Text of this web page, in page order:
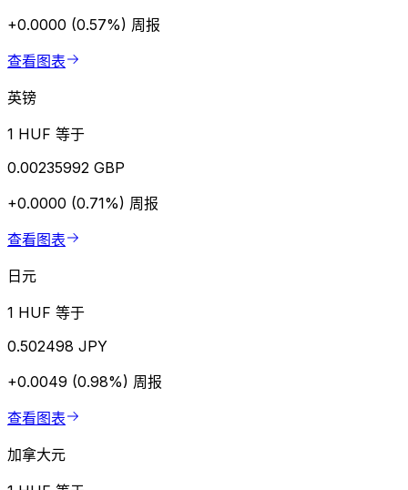
+0.0000 (0.57%) 周报
查看图表
英镑
1 HUF 等于
0.00235992 GBP
+0.0000 (0.71%) 周报
查看图表
日元
1 HUF 等于
0.502498 JPY
+0.0049 (0.98%) 周报
查看图表
加拿大元